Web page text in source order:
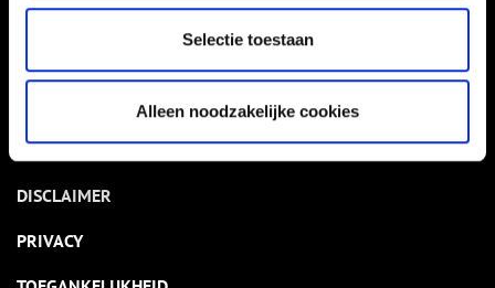
Selectie toestaan
Alleen noodzakelijke cookies
NIEUWSBRIEF
DISCLAIMER
PRIVACY